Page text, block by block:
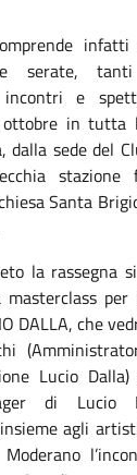
serate, tanti
incontri e
in tutta
sede del
stazione
Santa
la rassegna
per
DALLA, che
Lucio
di Lucio
agli